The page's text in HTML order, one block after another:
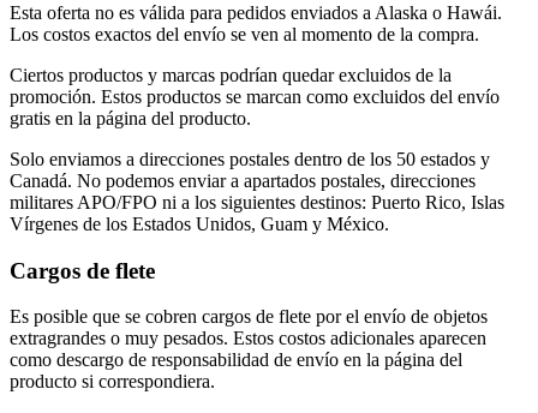
Esta oferta no es válida para pedidos enviados a Alaska o Hawái.
Los costos exactos del envío se ven al momento de la compra.
Ciertos productos y marcas podrían quedar excluidos de la
promoción. Estos productos se marcan como excluidos del envío
gratis en la página del producto.
Solo enviamos a direcciones postales dentro de los 50 estados y
Canadá. No podemos enviar a apartados postales, direcciones
militares APO/FPO ni a los siguientes destinos: Puerto Rico, Islas
Vírgenes de los Estados Unidos, Guam y México.
Cargos de flete
Es posible que se cobren cargos de flete por el envío de objetos
extragrandes o muy pesados. Estos costos adicionales aparecen
como descargo de responsabilidad de envío en la página del
producto si correspondiera.